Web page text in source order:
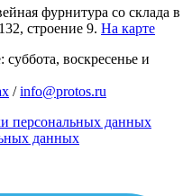
фурнитура со склада в
строение 9. На карте
воскресенье и
/info@protos.ru
персональных данных
данных